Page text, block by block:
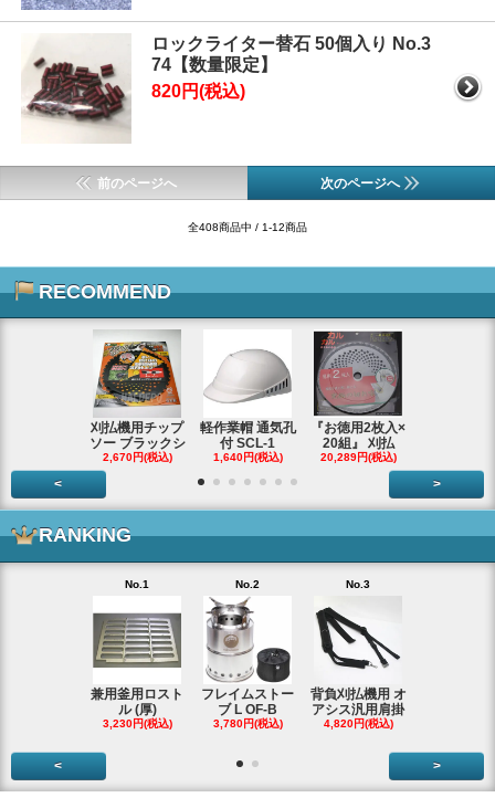
ロックライター替石 50個入り No.3
74【数量限定】
820円(税込)
前のページへ 次のページへ
全408商品中 / 1-12商品
RECOMMEND
刈払機用チップ
ソー ブラックシ
2,670円(税込)
軽作業帽 通気孔
付 SCL-1
1,640円(税込)
『お徳用2枚入×
20組』 刈払
20,289円(税込)
< >
RANKING
No.1
兼用釜用ロスト
ル (厚)
3,230円(税込)
No.2
フレイムストー
ブ L OF-B
3,780円(税込)
No.3
背負刈払機用 オ
アシス汎用肩掛
4,820円(税込)
< >